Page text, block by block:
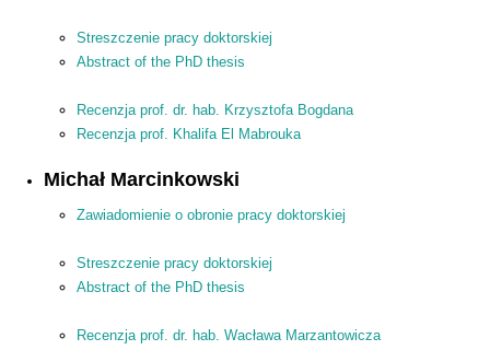
Streszczenie pracy doktorskiej
Abstract of the PhD thesis
Recenzja prof. dr. hab. Krzysztofa Bogdana
Recenzja prof. Khalifa El Mabrouka
Michał Marcinkowski
Zawiadomienie o obronie pracy doktorskiej
Streszczenie pracy doktorskiej
Abstract of the PhD thesis
Recenzja prof. dr. hab. Wacława Marzantowicza